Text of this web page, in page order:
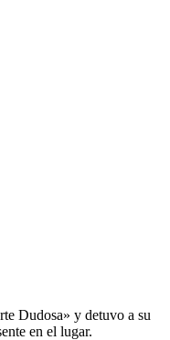
Dudosa» y detuvo a su
en el lugar.